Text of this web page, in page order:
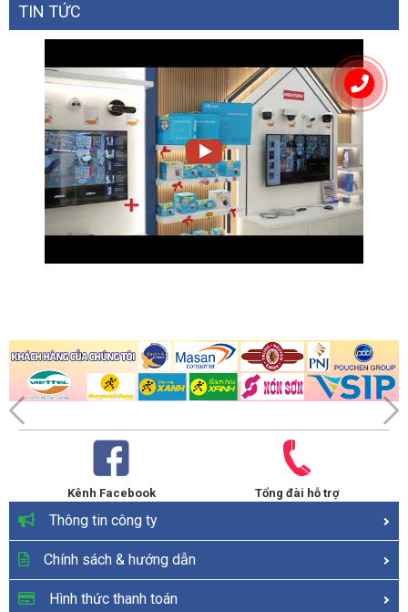
TIN TỨC
Kênh Facebook Tổng đài hỗ trợ
Thông tin công ty
Chính sách & hướng dẫn
Hình thức thanh toán